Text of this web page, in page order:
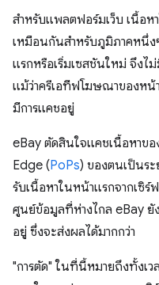
สำหรับแพลตฟอร์มเว็บ เนื้อห
เหมือนกันสำหรับภูมิภาคหนึ่ง
แรกหรือเริ่มเซสชันใหม่ จึง
แม้ว่าครีเอทีฟโฆษณาของหน้
มีการแคชอยู่
eBay ตัดสินใจแคชเนื้อหาขอ
Edge (PoPs) ของตนเป็นร
รับเนื้อหาในหน้าแรกจากเซิ
ศูนย์ข้อมูลที่ห่างไกล eBay ยั
อยู่ ซึ่งจะส่งผลได้มากกว่า
"การตัด" ในที่นี้หมายถึงทั้งเว